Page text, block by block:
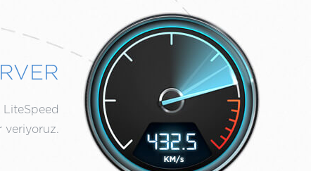
LiteSpeed
veriyoruz.